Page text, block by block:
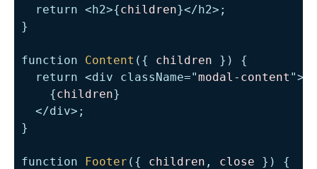
return <h2>{children}</h2> ;
}
function Content ( { children } )
{
return <div className="modal-content ">
{children}
</div> ;
}
function Footer ( { children , close } )
{